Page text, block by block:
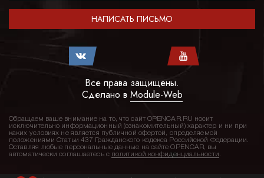
НАПИСАТЬ ПИСЬМО
Все права защищены.
Сделано в Module-Web
Обращаем ваше внимание на то, что сайт OPENCAR.RU носит
исключительно информационный (ознакомительный) характер и ни при
каких условиях не является публичной офертой, определяемой
положениями Статьи 437 Гражданского кодекса Российской Федерации.
Оставляя любые персональные данные на сайте OPENCAR, вы
автоматически соглашаетесь с политикой конфиденциальности.